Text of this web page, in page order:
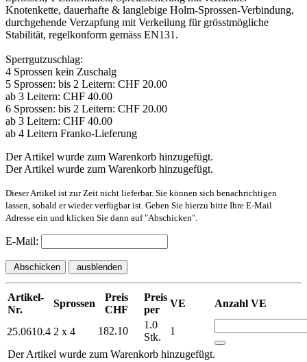
Knotenkette, dauerhafte & langlebige Holm-Sprossen-Verbindung,
durchgehende Verzapfung mit Verkeilung für grösstmögliche
Stabilität, regelkonform gemäss EN131.
Sperrgutzuschlag:
4 Sprossen kein Zuschalg
5 Sprossen: bis 2 Leitern: CHF 20.00
ab 3 Leitern: CHF 40.00
6 Sprossen: bis 2 Leitern: CHF 20.00
ab 3 Leitern: CHF 40.00
ab 4 Leitern Franko-Lieferung
Der Artikel wurde zum Warenkorb hinzugefügt.
Der Artikel wurde zum Warenkorb hinzugefügt.
Dieser Artikel ist zur Zeit nicht lieferbar. Sie können sich benachrichtigen
lassen, sobald er wieder verfügbar ist. Geben Sie hierzu bitte Ihre E-Mail
Adresse ein und klicken Sie dann auf "Abschicken".
E-Mail:
Abschicken ausblenden
Artikel-
Nr.
Sprossen
Preis
CHF
Preis
per
VE Anzahl VE
25.0610.4 2 x 4 182.10
1.0
Stk.
1
Der Artikel wurde zum Warenkorb hinzugefügt.